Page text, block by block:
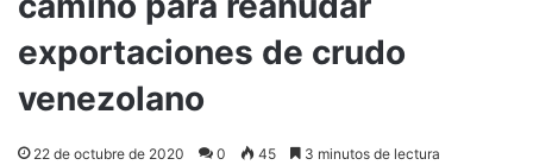
exportaciones de crudo
venezolano
22 de octubre de 2020 0 45 3 minutos de lectura